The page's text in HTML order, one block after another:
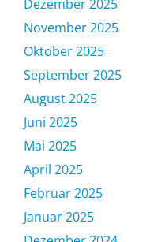
Dezember 2025
November 2025
Oktober 2025
September 2025
August 2025
Juni 2025
Mai 2025
April 2025
Februar 2025
Januar 2025